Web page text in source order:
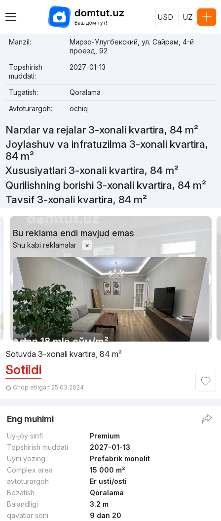
USD UZ
Manzil:
Мирзо-Улугбекский, ул. Сайрам, 4-й
проезд, 92
Topshirish
muddati:
2027-01-13
Tugatish:
Qoralama
Avtoturargoh:
ochiq
Narxlar va rejalar 3-xonali kvartira, 84 m²
Joylashuv va infratuzilma 3-xonali kvartira,
84 m²
Xususiyatlari 3-xonali kvartira, 84 m²
Qurilishning borishi 3-xonali kvartira, 84 m²
Tavsif 3-xonali kvartira, 84 m²
Bu reklama endi mavjud emas
Shu kabi reklamalar ×
dan18 mln сўм/m²
Topshirildi
3-xonali kvartira, 95 m²
dan сўм /m²
1/14
Sotuvda 3-xonali kvartira, 84 m²
Sotildi
Chop etilgan 25.03.2024
Eng muhimi
Uy-joy sinfi
Premium
Topshirish muddati
2027-01-13
Uyni yozing
Prefabrik monolit
Complex area
15 000 m²
avtoturargoh
Er usti/osti
Bezatish
Qoralama
Balandligi
3.2 m
qavatlar soni
9 dan 20